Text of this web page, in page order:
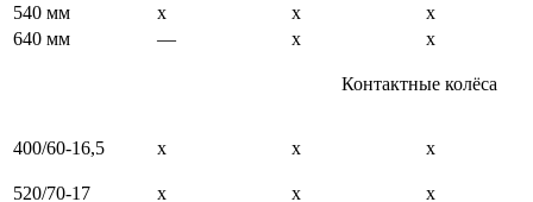
540 мм
x x
x
640 мм
— x x
Контактные колёса
400/60-16,5 x x x
520/70-17 x x x